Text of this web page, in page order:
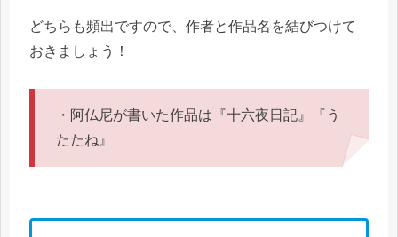
どちらも頻出ですので、作者と作品名を結びつけて
おきましょう！
・阿仏尼が書いた作品は『十六夜日記』『う
たたね』